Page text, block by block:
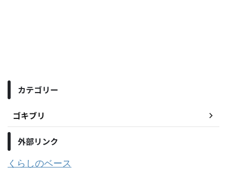
カテゴリー
ゴキブリ
外部リンク
くらしのベース